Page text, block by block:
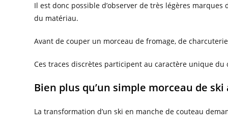
Il est donc possible d’observer de très légères
du matériau.
Avant de couper un morceau de fromage, de
Ces traces discrètes participent au caractère unique
Bien plus qu’un simple morceau de
La transformation d’un ski en manche de couteau